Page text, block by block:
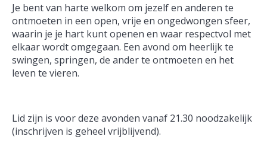
Je bent van harte welkom om jezelf en anderen te
ontmoeten in een open, vrije en ongedwongen sfeer,
waarin je je hart kunt openen en waar respectvol met
elkaar wordt omgegaan. Een avond om heerlijk te
swingen, springen, de ander te ontmoeten en het
leven te vieren.
Lid zijn is voor deze avonden vanaf 21.30 noodzakelijk
(inschrijven is geheel vrijblijvend).